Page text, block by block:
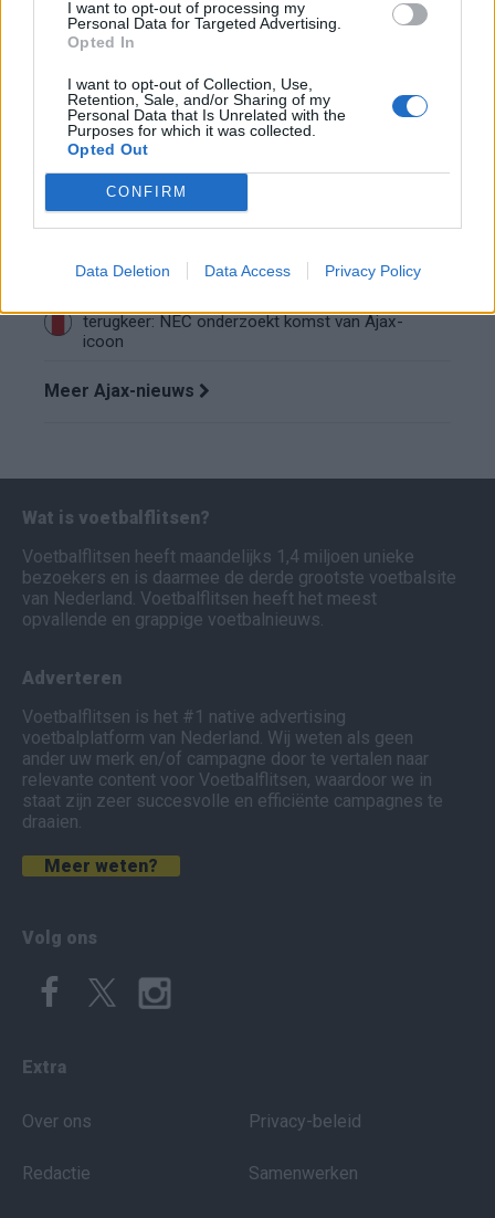
I want to opt-out of processing my
Personal Data for Targeted Advertising.
Opted In
I want to opt-out of Collection, Use,
Retention, Sale, and/or Sharing of my
Personal Data that Is Unrelated with the
Purposes for which it was collected.
Opted Out
CONFIRM
Data Deletion Data Access Privacy Policy
en FC Twente in Europa
Ronald de Boer noemt Reiziger als bondscoach:
"Kampioen met Jong Ajax"
Heitinga niet langer alleen: Argentijn schrijft
geschiedenis met rode kaart in WK-finale
Wanneer speelt Ajax in de Conference League?
terugkeer: NEC onderzoekt komst van Ajax-
icoon
Meer Ajax-nieuws
Wat is voetbalflitsen?
Voetbalflitsen heeft maandelijks 1,4 miljoen unieke
bezoekers en is daarmee de derde grootste voetbalsite
van Nederland. Voetbalflitsen heeft het meest
opvallende en grappige voetbalnieuws.
Adverteren
Voetbalflitsen is het #1 native advertising
voetbalplatform van Nederland. Wij weten als geen
ander uw merk en/of campagne door te vertalen naar
relevante content voor Voetbalflitsen, waardoor we in
staat zijn zeer succesvolle en efficiënte campagnes te
draaien.
Meer weten?
Volg ons
Extra
Over ons
Redactie
Privacy-beleid
Samenwerken